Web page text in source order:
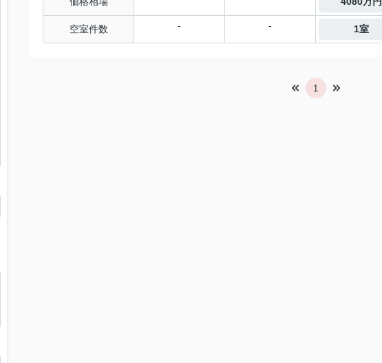
空室件数 - - 1室
1